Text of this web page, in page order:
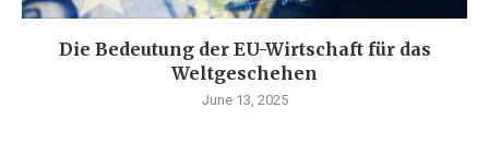
Die Bedeutung der EU-Wirtschaft für das
Weltgeschehen
June 13, 2025